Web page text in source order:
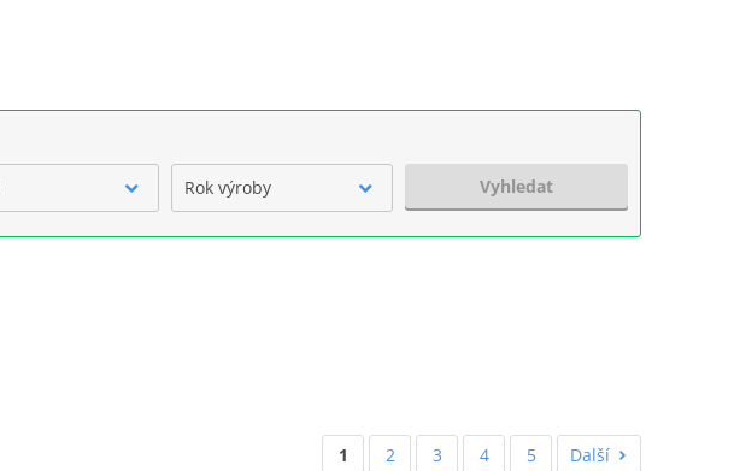
Rok výroby Vyhledat
1 2 3 4 5 Další